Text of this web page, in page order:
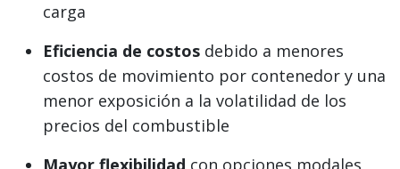
carga
Eficiencia de costos debido a menores
costos de movimiento por contenedor y una
menor exposición a la volatilidad de los
precios del combustible
Mayor flexibilidad con opciones modales